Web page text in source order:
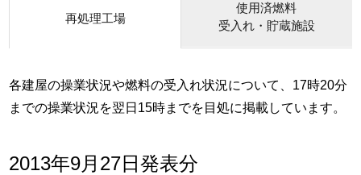
再処理工場
使用済燃料
受入れ・貯蔵施設
各建屋の操業状況や燃料の受入れ状況について、17時20分
までの操業状況を翌日15時までを目処に掲載しています。
2013年9月27日発表分